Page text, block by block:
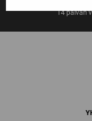
14 päivän